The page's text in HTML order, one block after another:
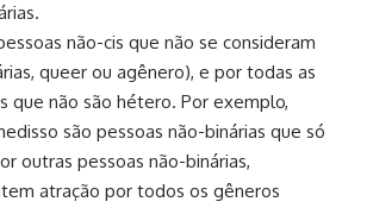
não-cis que não se consideram
queer ou agênero), e por todas as
que não são hétero. Por exemplo,
são pessoas não-binárias que só
outras pessoas não-binárias,
atração por todos os gêneros